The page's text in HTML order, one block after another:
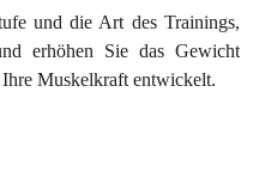
und die Art des Trainings,
erhöhen Sie das Gewicht
Muskelkraft entwickelt.